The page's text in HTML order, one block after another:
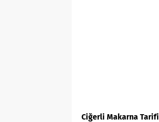
Ciğerli Makarna Tarifi